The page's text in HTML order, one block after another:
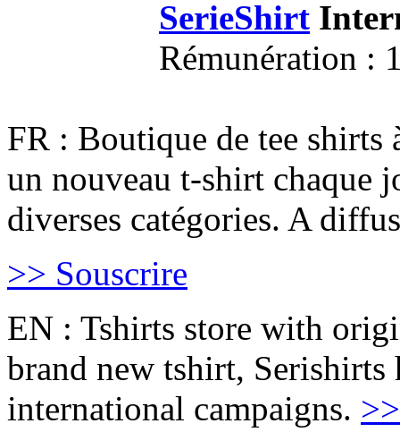
SerieShirt
Rémunération :
FR : Boutique de tee shirts
un nouveau t-shirt chaque
diverses catégories. A
>> Souscrire
EN : Tshirts store with
brand new tshirt, Serishirts
international campaigns.